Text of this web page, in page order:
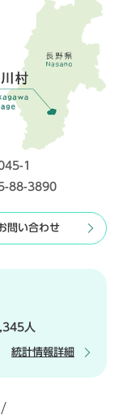
1
88-3890
問い合わせ
人
統計情報詳細